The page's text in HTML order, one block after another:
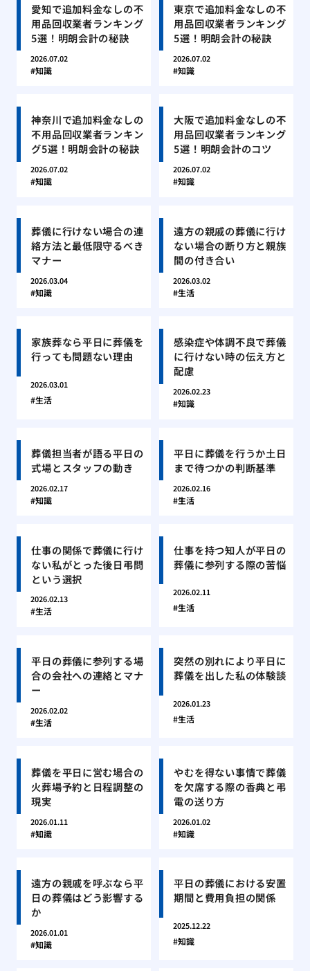
愛知で追加料金なしの不
用品回収業者ランキング
5選！明朗会計の秘訣
2026.07.02
知識
東京で追加料金なしの不
用品回収業者ランキング
5選！明朗会計の秘訣
2026.07.02
知識
神奈川で追加料金なしの
不用品回収業者ランキン
グ5選！明朗会計の秘訣
2026.07.02
知識
大阪で追加料金なしの不
用品回収業者ランキング
5選！明朗会計のコツ
2026.07.02
知識
葬儀に行けない場合の連
絡方法と最低限守るべき
マナー
2026.03.04
知識
遠方の親戚の葬儀に行け
ない場合の断り方と親族
間の付き合い
2026.03.02
生活
家族葬なら平日に葬儀を
行っても問題ない理由
2026.03.01
生活
感染症や体調不良で葬儀
に行けない時の伝え方と
配慮
2026.02.23
知識
葬儀担当者が語る平日の
式場とスタッフの動き
2026.02.17
知識
平日に葬儀を行うか土日
まで待つかの判断基準
2026.02.16
生活
仕事の関係で葬儀に行け
ない私がとった後日弔問
という選択
2026.02.13
生活
仕事を持つ知人が平日の
葬儀に参列する際の苦悩
2026.02.11
生活
平日の葬儀に参列する場
合の会社への連絡とマナ
ー
2026.02.02
生活
突然の別れにより平日に
葬儀を出した私の体験談
2026.01.23
生活
葬儀を平日に営む場合の
火葬場予約と日程調整の
現実
2026.01.11
知識
やむを得ない事情で葬儀
を欠席する際の香典と弔
電の送り方
2026.01.02
知識
遠方の親戚を呼ぶなら平
日の葬儀はどう影響する
か
2026.01.01
知識
平日の葬儀における安置
期間と費用負担の関係
2025.12.22
知識